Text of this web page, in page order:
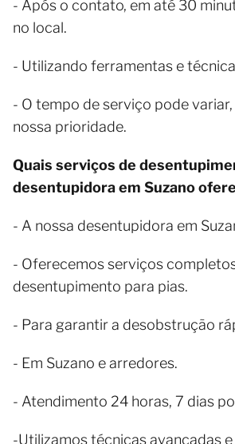
- Após o contato, em até 30
no local.
- Utilizando ferramentas e
- O tempo de serviço pode
nossa prioridade.
Quais serviços de
desentupidora em Suzano
- A nossa desentupidora em
- Oferecemos serviços
desentupimento para pias.
- Para garantir a desobstrução
- Em Suzano e arredores.
- Atendimento 24 horas, 7 dias
-Utilizamos técnicas avançadas